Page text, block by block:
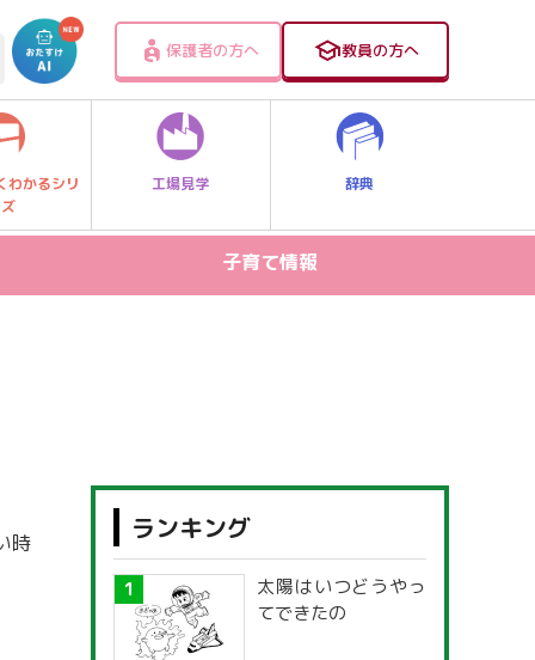
保護者の方へ 教員の方へ
わかるシリ
工場見学 辞典
子育て情報
本・映画
子育て情報全般
時 ランキング
太陽はいつどうやっ
てできたの